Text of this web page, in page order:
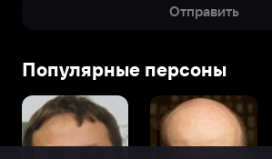
Таллине.
При
рождении
она
Отправить
Популярные персоны